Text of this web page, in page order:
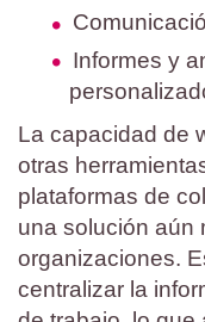
Informes y
La capacidad de
otras
plataformas de
una solución aún
organizaciones.
centralizar la